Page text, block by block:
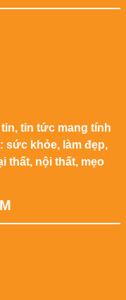
tin tức mang tính
sức khỏe, làm đẹp,
thất, nội thất, mẹo